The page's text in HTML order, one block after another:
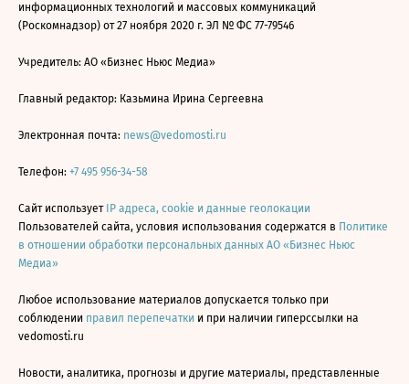
информационных технологий и массовых коммуникаций
(Роскомнадзор) от 27 ноября 2020 г. ЭЛ № ФС 77-79546
Учредитель: АО «Бизнес Ньюс Медиа»
Главный редактор: Казьмина Ирина Сергеевна
Электронная почта: news@vedomosti.ru
Телефон: +7 495 956-34-58
Сайт использует IP адреса, cookie и данные геолокации
Пользователей сайта, условия использования содержатся в Политике
в отношении обработки персональных данных АО «Бизнес Ньюс
Медиа»
Любое использование материалов допускается только при
соблюдении правил перепечатки и при наличии гиперссылки на
vedomosti.ru
Новости, аналитика, прогнозы и другие материалы, представленные